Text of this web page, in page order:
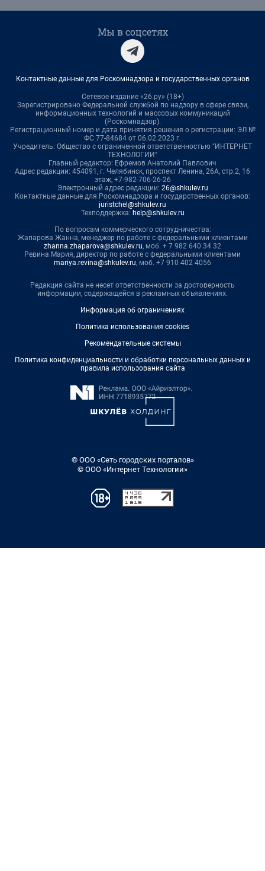
Мы в соцсетях
Контактные данные для Роскомнадзора и государственных органов
Сетевое издание «26.ру» (18+)
Зарегистрировано Федеральной службой по надзору в сфере связи,
информационных технологий и массовых коммуникаций
(Роскомнадзор).
Регистрационный номер и дата принятия решения о регистрации: ЭЛ №
ФС 77-84684 от 06.02.2023 г.
Учредитель: Общество с ограниченной ответственностью "ИНТЕРНЕТ
ТЕХНОЛОГИИ"
Главный редактор: Ефремов Анатолий Павлович
Адрес редакции: 454091, г. Челябинск, проспект Ленина, 26А, стр.2, 16
этаж, +7-982-706-26-26
Электронный адрес редакции: 26@shkulev.ru
Контактные данные для Роскомнадзора и государственных органов:
juristchel@shkulev.ru
Техподдержка: help@shkulev.ru
По вопросам коммерческого сотрудничества:
Жапарова Жанна, менеджер по работе с федеральными клиентами
zhanna.zhaparova@shkulev.ru, моб. + 7 982 640 34 32
Ревина Мария, директор по работе с федеральными клиентами
mariya.revina@shkulev.ru, моб. +7 910 402 4056
Редакция сайта не несет ответственности за достоверность
информации, содержащейся в рекламных объявлениях.
Информация об ограничениях
Политика использования cookies
Рекомендательные системы
Политика конфиденциальности и обработки персональных данных и
правила использования сайта
© ООО «Сеть городских порталов»
© ООО «Интернет Технологии»